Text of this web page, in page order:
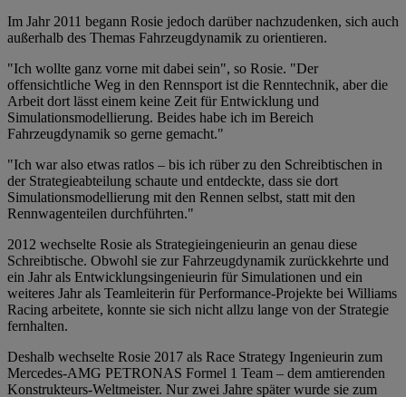
Im Jahr 2011 begann Rosie jedoch darüber nachzudenken, sich auch
außerhalb des Themas Fahrzeugdynamik zu orientieren.
"Ich wollte ganz vorne mit dabei sein", so Rosie. "Der
offensichtliche Weg in den Rennsport ist die Renntechnik, aber die
Arbeit dort lässt einem keine Zeit für Entwicklung und
Simulationsmodellierung. Beides habe ich im Bereich
Fahrzeugdynamik so gerne gemacht."
"Ich war also etwas ratlos – bis ich rüber zu den Schreibtischen in
der Strategieabteilung schaute und entdeckte, dass sie dort
Simulationsmodellierung mit den Rennen selbst, statt mit den
Rennwagenteilen durchführten."
2012 wechselte Rosie als Strategieingenieurin an genau diese
Schreibtische. Obwohl sie zur Fahrzeugdynamik zurückkehrte und
ein Jahr als Entwicklungsingenieurin für Simulationen und ein
weiteres Jahr als Teamleiterin für Performance-Projekte bei Williams
Racing arbeitete, konnte sie sich nicht allzu lange von der Strategie
fernhalten.
Deshalb wechselte Rosie 2017 als Race Strategy Ingenieurin zum
Mercedes-AMG PETRONAS Formel 1 Team – dem amtierenden
Konstrukteurs-Weltmeister. Nur zwei Jahre später wurde sie zum